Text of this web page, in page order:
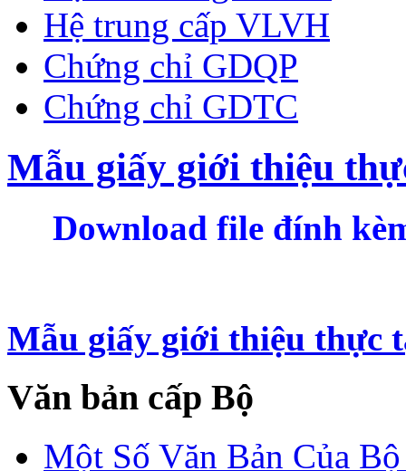
Hệ trung cấp VLVH
Chứng chỉ GDQP
Chứng chỉ GDTC
Mẫu giấy giới thiệu
Download file đính
Mẫu giấy giới thiệu thực
Văn bản cấp Bộ
Một Số Văn Bản Của